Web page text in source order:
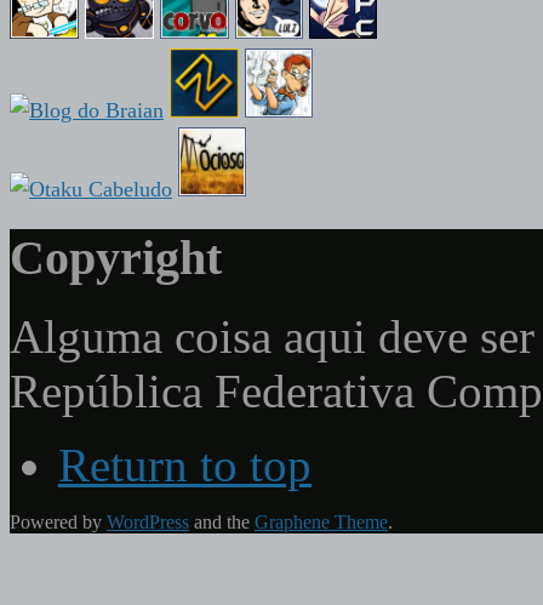
Copyright
Alguma coisa aqui deve
República Federativa
Return to top
Powered by WordPress and the Graphene Theme.